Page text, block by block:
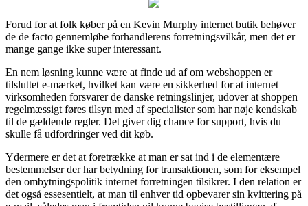
Forud for at folk køber på en Kevin Murphy internet butik behøver
de de facto gennemløbe forhandlerens forretningsvilkår, men det er
mange gange ikke super interessant.
En nem løsning kunne være at finde ud af om webshoppen er
tilsluttet e-mærket, hvilket kan være en sikkerhed for at internet
virksomheden forsvarer de danske retningslinjer, udover at shoppen
regelmæssigt føres tilsyn med af specialister som har nøje kendskab
til de gældende regler. Det giver dig chance for support, hvis du
skulle få udfordringer ved dit køb.
Ydermere er det at foretrække at man er sat ind i de elementære
bestemmelser der har betydning for transaktionen, som for eksempel
den ombytningspolitik internet forretningen tilsikrer. I den relation er
det også essesentielt, at man til enhver tid opbevarer sin kvittering på